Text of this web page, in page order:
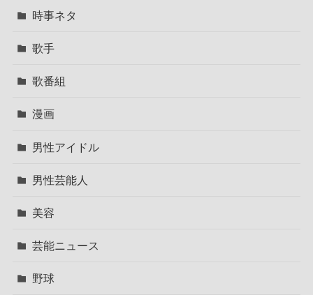
時事ネタ
歌手
歌番組
漫画
男性アイドル
男性芸能人
美容
芸能ニュース
野球